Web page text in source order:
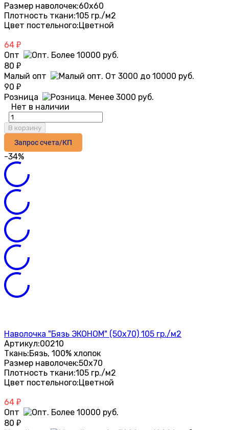
Размер наволочек:60х60
Плотность ткани:105 гр./м2
Цвет постельного:Цветной
64 ₽
Опт
80 ₽
Малый опт
90 ₽
Розница
Нет в наличии
В корзину
Запрос счета/КП
-34%
Наволочка "Бязь ЭКОНОМ" (50х70) 105 гр./м2
Артикул:00210
Ткань:Бязь, 100% хлопок
Размер наволочек:50х70
Плотность ткани:105 гр./м2
Цвет постельного:Цветной
64 ₽
Опт
80 ₽